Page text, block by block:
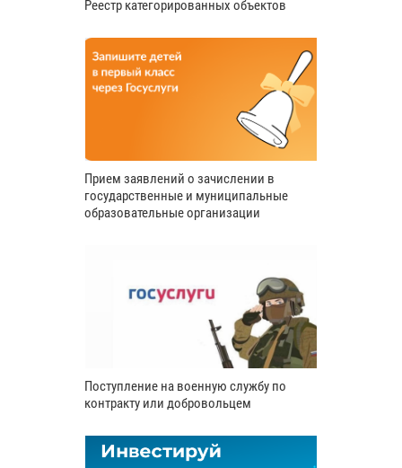
Реестр категорированных объектов
Прием заявлений о зачислении в
государственные и муниципальные
образовательные организации
Поступление на военную службу по
контракту или добровольцем